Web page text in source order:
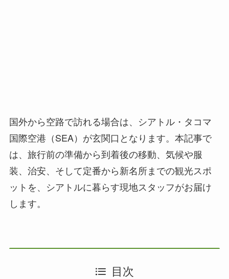
国外から空路で訪れる場合は、シアトル・タコマ
国際空港（SEA）が玄関口となります。本記事で
は、旅行前の準備から到着後の移動、気候や服
装、治安、そして定番から新名所までの観光スポ
ットを、シアトルに暮らす現地スタッフがお届け
します。
目次